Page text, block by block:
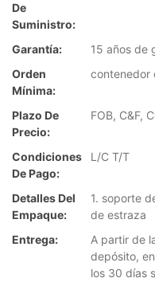
De
Suministro:
Garantía:
15 años de
Orden
Mínima:
contenedor
Plazo De
Precio:
FOB, C&F,
Condiciones
De Pago:
L/C T/T
Detalles Del
Empaque:
1. soporte
de estraza
Entrega:
A partir de
depósito,
los 30 días